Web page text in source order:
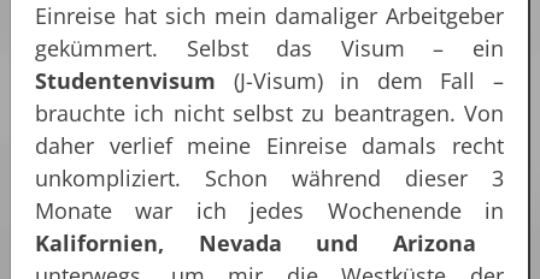
Einreise hat sich mein damaliger Arbeitgeber
gekümmert. Selbst das Visum – ein
Studentenvisum (J-Visum) in dem Fall –
brauchte ich nicht selbst zu beantragen. Von
daher verlief meine Einreise damals recht
unkompliziert. Schon während dieser 3
Monate war ich jedes Wochenende in
Kalifornien, Nevada und Arizona